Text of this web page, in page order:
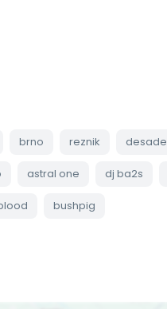
brno reznik desade
astral one dj ba2s
bushpig